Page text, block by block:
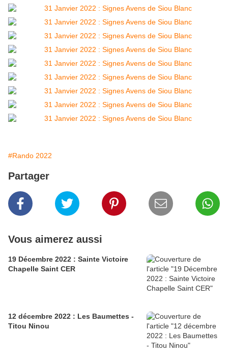
#Rando 2022
Partager
Vous aimerez aussi
19 Décembre 2022 : Sainte Victoire
Chapelle Saint CER
12 décembre 2022 : Les Baumettes -
Titou Ninou